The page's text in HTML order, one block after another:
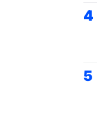
4
5